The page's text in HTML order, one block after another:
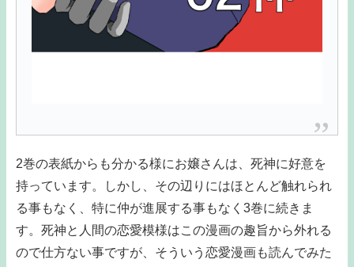
2巻の表紙からも分かる様にお嬢さんは、死神に好意を
持っています。しかし、その辺りにはほとんど触れられ
る事もなく、特に仲が進展する事もなく3巻に続きま
す。死神と人間の恋愛模様はこの漫画の趣旨から外れる
ので仕方ない事ですが、そういう恋愛漫画も読んでみた